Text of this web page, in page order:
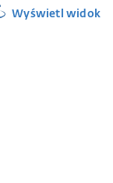
Wyświetl widok